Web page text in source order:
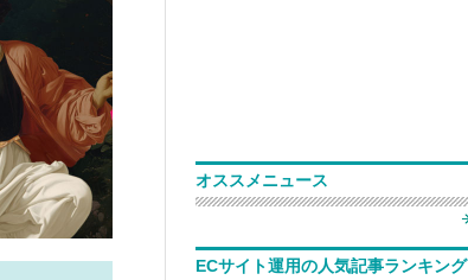
オススメニュース
ECサイト運用の人気記事ランキング